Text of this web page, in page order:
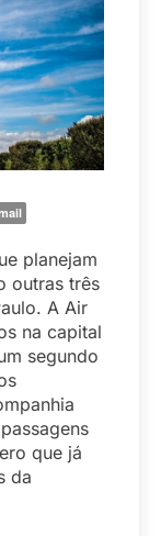
planejam
outras três
A Air
na capital
segundo
que já
da